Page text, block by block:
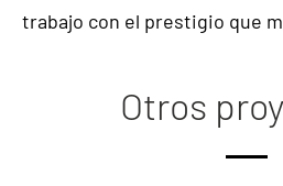
trabajo con el prestigio que
Otros